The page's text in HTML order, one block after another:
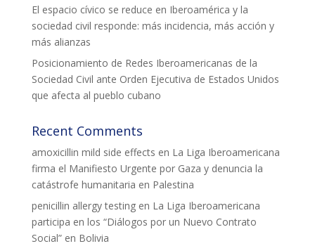
El espacio cívico se reduce en Iberoamérica y la
sociedad civil responde: más incidencia, más acción y
más alianzas
Posicionamiento de Redes Iberoamericanas de la
Sociedad Civil ante Orden Ejecutiva de Estados Unidos
que afecta al pueblo cubano
Recent Comments
amoxicillin mild side effects en La Liga Iberoamericana
firma el Manifiesto Urgente por Gaza y denuncia la
catástrofe humanitaria en Palestina
penicillin allergy testingen La Liga Iberoamericana
participa en los “Diálogos por un Nuevo Contrato
Social” en Bolivia